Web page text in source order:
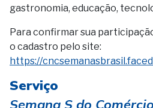
gastronomia, educação,
Para confirmar sua
o cadastro pelo site:
https://
Serviço
Semana S do Comércio